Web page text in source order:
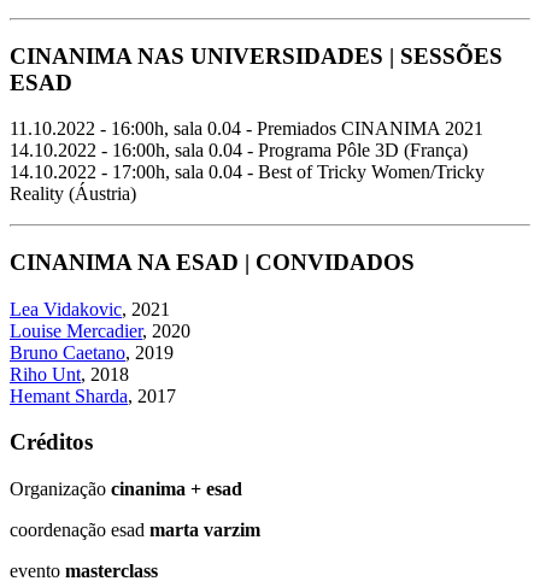
CINANIMA NAS UNIVERSIDADES | SESSÕES
ESAD
11.10.2022 - 16:00h, sala 0.04 - Premiados CINANIMA 2021
14.10.2022 - 16:00h, sala 0.04 - Programa Pôle 3D (França)
14.10.2022 - 17:00h, sala 0.04 - Best of Tricky Women/Tricky
Reality (Áustria)
CINANIMA NA ESAD | CONVIDADOS
Lea Vidakovic, 2021
Louise Mercadier, 2020
Bruno Caetano, 2019
Riho Unt, 2018
Hemant Sharda, 2017
Créditos
Organização cinanima + esad
coordenação esad marta varzim
evento masterclass